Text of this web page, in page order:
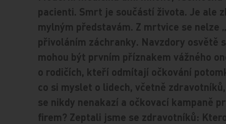
pacienti. Smrt je součástí života. Je ale
mylným představám. Z mrtvice se nelze
přivoláním záchranky. Navzdory osvětě
mohou být prvním příznakem vážného
o rodičích, kteří odmítají očkování
co si myslet o lidech, včetně
se nikdy nenakazí a očkovací kampaně
firem? Zeptali jsme se zdravotníků: